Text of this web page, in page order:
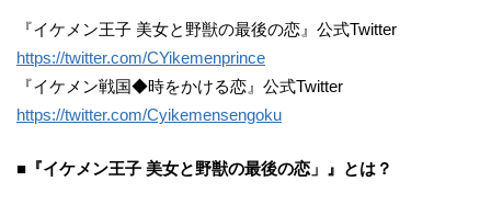
『イケメン王子 美女と野獣の最後の恋』公式Twitter
https://twitter.com/CYikemenprince
『イケメン戦国◆時をかける恋』公式Twitter
https://twitter.com/Cyikemensengoku
■『イケメン王子 美女と野獣の最後の恋」』とは？